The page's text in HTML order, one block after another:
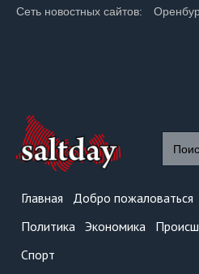
Сеть новостных сайтов:
Главная Добро пожаловаться
Политика Экономика
Спорт